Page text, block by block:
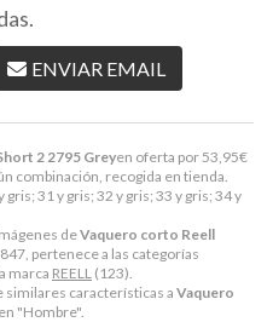
2 2795 Greyen oferta por 53,95€
combinación, recogida en tienda.
31 y gris; 32 y gris; 33 y gris; 34 y
deVaquero corto Reell
pertenece a las categorías
marca REELL (123).
similares características a Vaquero
en "Hombre".
ENVIAR EMAIL